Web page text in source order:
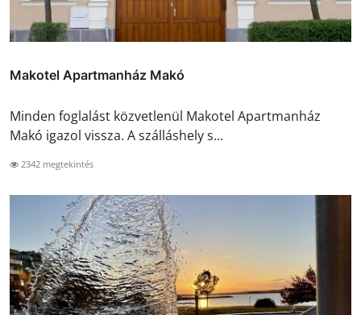
Makotel Apartmanház Makó
Minden foglalást közvetlenül Makotel Apartmanház
Makó igazol vissza. A szálláshely s...
2342 megtekintés